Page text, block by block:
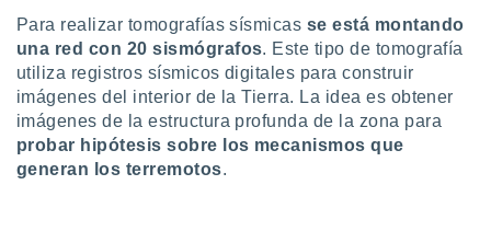
IP
de
posible
traten tus
en
interés
a lo que
Para realizar tomografías sísmicas se está montando
una red con 20 sismógrafos. Este tipo de tomografía
utiliza registros sísmicos digitales para construir
imágenes del interior de la Tierra. La idea es obtener
imágenes de la estructura profunda de la zona para
probar hipótesis sobre los mecanismos que
generan los terremotos.